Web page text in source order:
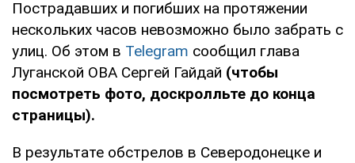
Пострадавших и погибших на протяжении
нескольких часов невозможно было забрать с
улиц. Об этом в Telegram сообщил глава
Луганской ОВА Сергей Гайдай (чтобы
посмотреть фото, доскролльте до конца
страницы).
В результате обстрелов в Северодонецке и